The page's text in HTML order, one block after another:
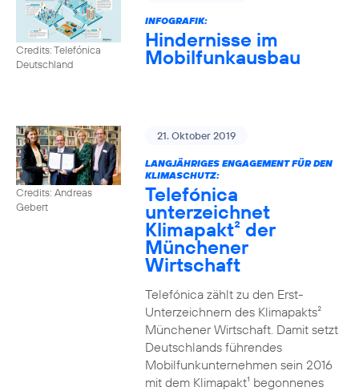
Credits: Telefónica
Deutschland
INFOGRAFIK:
Hindernisse im
Mobilfunkausbau
Credits: Andreas
Gebert
21. Oktober 2019
LANGJÄHRIGES ENGAGEMENT FÜR DEN
KLIMASCHUTZ:
Telefónica
unterzeichnet
Klimapakt² der
Münchener
Wirtschaft
Telefónica zählt zu den Erst-
Unterzeichnern des Klimapakts²
Münchener Wirtschaft. Damit setzt
Deutschlands führendes
Mobilfunkunternehmen sein 2016
mit dem Klimapakt¹ begonnenes